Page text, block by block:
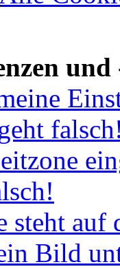
und
steht
Bild